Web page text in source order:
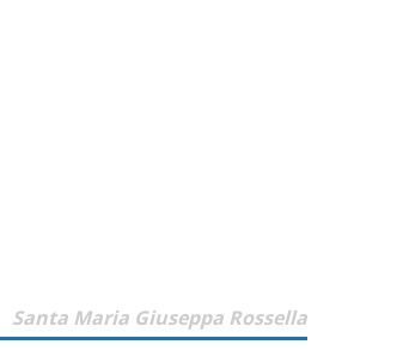
Santa Maria Giuseppa Rossella